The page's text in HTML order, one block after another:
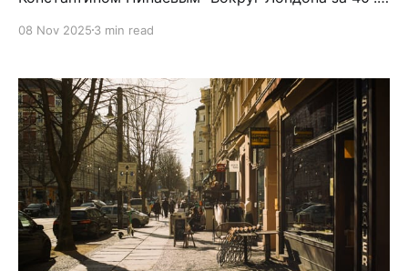
английскую классическую частную школу? Кто
маглорожденная девочка». А ведь и правда: Гарри
сын магов, его родители учились в Хогвартсе, он
08 Nov 2025 3 min read